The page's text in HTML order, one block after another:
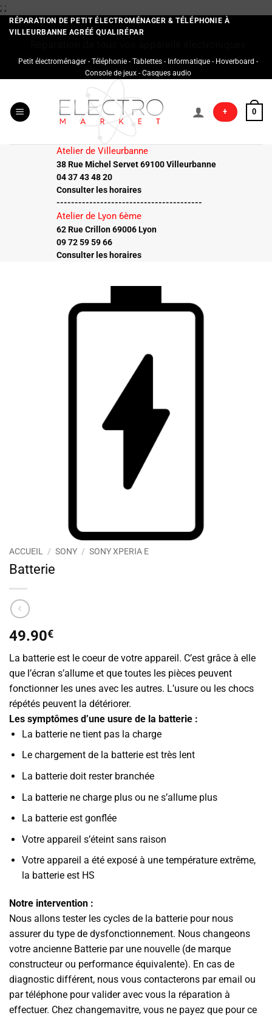
; ;Passer
au
contenu
RÉPARATION DE PETIT ÉLECTROMÉNAGER & TÉLÉPHONIE À
VILLEURBANNE AGRÉÉ QUALIRÉPAR
Petit électroménager - Téléphonie - Tablettes - Informatique - Hoverboard -
Console de jeux - Casques audio
+ 0
Atelier de Villeurbanne
38 Rue Michel Servet 69100 Villeurbanne
04 37 43 48 20
Consulter les horaires
----------------------------------------
Atelier de Lyon 6ème
62 Rue Crillon 69006 Lyon
09 72 59 59 66
Consulter les horaires
ACCUEIL / SONY / SONY XPERIA E
Batterie
49.90€
La batterie est le coeur de votre appareil. C’est grâce à elle
que l’écran s’allume et que toutes les pièces peuvent
fonctionner les unes avec les autres. L’usure ou les chocs
répétés peuvent la détériorer.
Les symptômes d’une usure de la batterie :
La batterie ne tient pas la charge
Le chargement de la batterie est très lent
La batterie doit rester branchée
La batterie ne charge plus ou ne s’allume plus
La batterie est gonflée
Votre appareil s’éteint sans raison
Votre appareil a été exposé à une température extrême,
la batterie est HS
Notre intervention :
Nous allons tester les cycles de la batterie pour nous
assurer du type de dysfonctionnement. Nous changeons
votre ancienne Batterie par une nouvelle (de marque
constructeur ou performance équivalente). En cas de
diagnostic différent, nous vous contacterons par email ou
par téléphone pour valider avec vous la réparation à
effectuer. Chez changemavitre, vous ne payez que pour ce